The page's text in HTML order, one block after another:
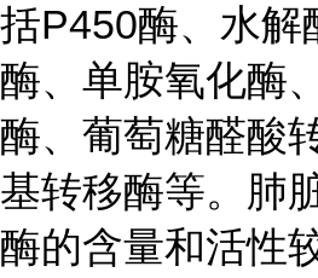
括P450酶、水解
酶、单胺氧化酶
酶、葡萄糖醛酸
基转移酶等。肺
酶的含量和活性